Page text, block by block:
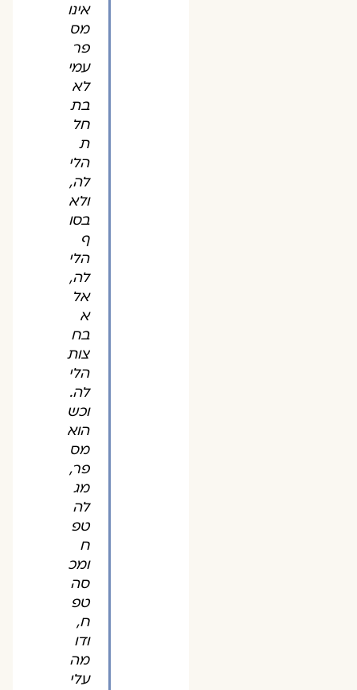
אינו
מס
פר
עמי
לא
בת
חל
ת
הלי
לה,
ולא
בסו
ף
הלי
לה,
אל
א
בח
צות
הלי
לה.
וכש
הוא
מס
פר,
מג
לה
טפ
ח
ומכ
סה
טפ
ח,
ודו
מה
עלי